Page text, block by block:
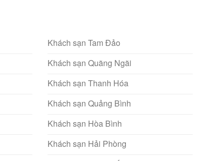
Khách sạn Tam Đảo
Khách sạn Quãng Ngãi
Khách sạn Thanh Hóa
Khách sạn Quảng Bình
Khách sạn Hòa Bình
Khách sạn Hải Phòng